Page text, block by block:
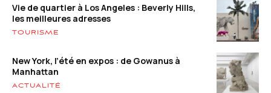
Vie de quartier à Los Angeles : Beverly Hills,
les meilleures adresses
TOURISME
New York, l’été en expos : de Gowanus à
Manhattan
ACTUALITÉ